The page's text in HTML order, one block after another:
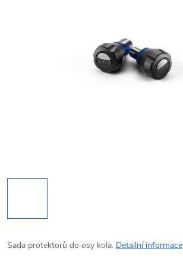
Sada protektorů do osy kola. Detailní informace